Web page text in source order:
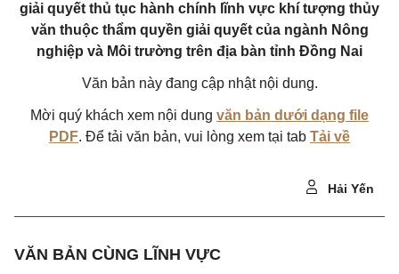
giải quyết thủ tục hành chính lĩnh vực khí tượng thủy
văn thuộc thẩm quyền giải quyết của ngành Nông
nghiệp và Môi trường trên địa bàn tỉnh Đồng Nai
Văn bản này đang cập nhật nội dung.
Mời quý khách xem nội dung văn bản dưới dạng file
PDF. Để tải văn bản, vui lòng xem tại tab Tải về
Hải Yến
VĂN BẢN CÙNG LĨNH VỰC